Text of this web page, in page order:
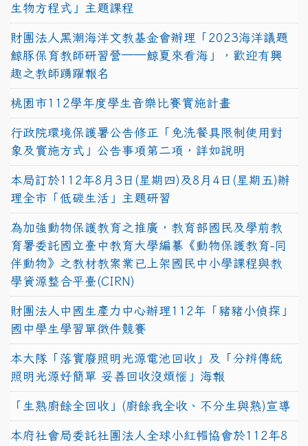
生物方程式」主題課程
財團法人黑潮海洋文教基金會辦理「2023海洋議題
鯨豚保育教師研習營──鯨夏來看海」，歡迎有興
趣之教師踴躍報名
桃園市112學年度學生音樂比賽實施計畫
行政院環境保護署公告修正「免洗餐具限制使用對
象及實施方式」公告事項第二項，詳如說明
本局訂於112年8月3日(星期四)及8月4日(星期五)辦
理全市「低碳生活」主題研習
為加強動物保護教育之推廣，教育部國民及學前教
育署委託國立臺中教育大學編纂《動物保護教育-同
伴動物》之教材教案業已上架國民中小學課程與教
學資源整合平臺(CIRN)
財團法人中國生產力中心辦理112年「豬豬小偵探」
國中學生學習單徵件競賽
本大隊「落實廢照明光源電池回收」及「分辨傳統
照明光源好簡單 妥善回收沒煩惱」海報
「生熟廚餘全回收」(廚餘我全收、不分生與熟)宣導
本府社會局委託社團法人全球小紅帽協會於112年8